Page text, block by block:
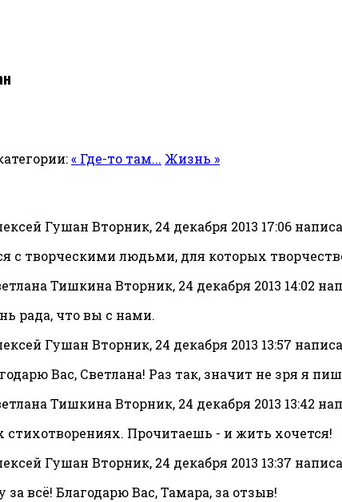
« Где-то там... Жизнь »
Вторник, 24 декабря 2013 17:06
с творческими людьми, для которых
Вторник, 24 декабря 2013 14:02
рада, что вы с нами.
Вторник, 24 декабря 2013 13:57
Вас, Светлана! Раз так, значит не зря я
Вторник, 24 декабря 2013 13:42
Прочитаешь - и жить хочется!
Вторник, 24 декабря 2013 13:37
всё! Благодарю Вас, Тамара, за отзыв!